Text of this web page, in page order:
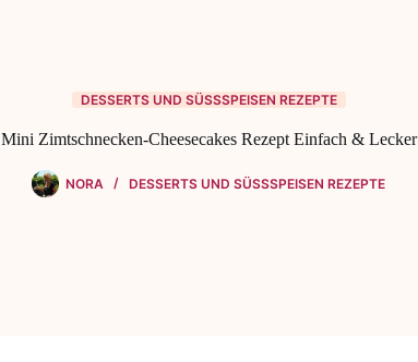
DESSERTS UND SÜSSSPEISEN REZEPTE
Mini Zimtschnecken-Cheesecakes Rezept Einfach & Lecker
NORA DESSERTS UND SÜSSSPEISEN REZEPTE